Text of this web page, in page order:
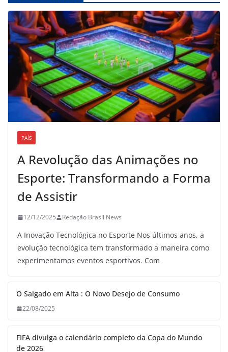
PAÍS
A Revolução das Animações no
Esporte: Transformando a Forma
de Assistir
12/12/2025 Redação Brasil News
A Inovação Tecnológica no Esporte Nos últimos anos, a
evolução tecnológica tem transformado a maneira como
experimentamos eventos esportivos. Com
O Salgado em Alta : O Novo Desejo de Consumo
22/08/2025
FIFA divulga o calendário completo da Copa do Mundo
de 2026